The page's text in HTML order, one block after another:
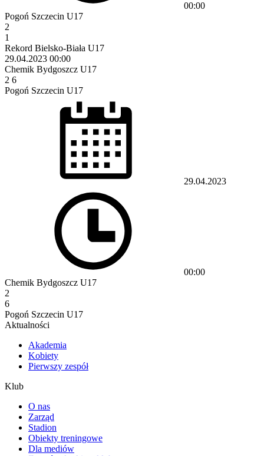
00:00
Pogoń Szczecin U17
2
1
Rekord Bielsko-Biała U17
29.04.2023 00:00
Chemik Bydgoszcz U17
2 6
Pogoń Szczecin U17
29.04.2023
00:00
Chemik Bydgoszcz U17
2
6
Pogoń Szczecin U17
Aktualności
Akademia
Kobiety
Pierwszy zespół
Klub
O nas
Zarząd
Stadion
Obiekty treningowe
Dla mediów